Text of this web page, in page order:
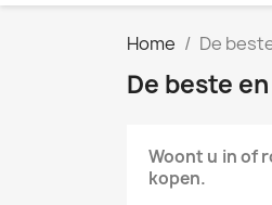
Home De
De beste
Woont u in of
kopen.